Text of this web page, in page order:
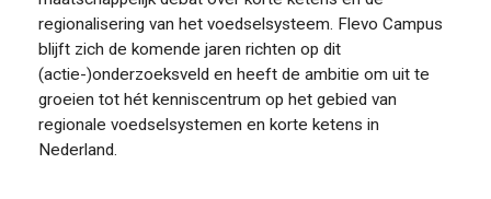
regionalisering van het voedselsysteem. Flevo Campus
blijft zich de komende jaren richten op dit
(actie-)onderzoeksveld en heeft de ambitie om uit te
groeien tot hét kenniscentrum op het gebied van
regionale voedselsystemen en korte ketens in
Nederland.